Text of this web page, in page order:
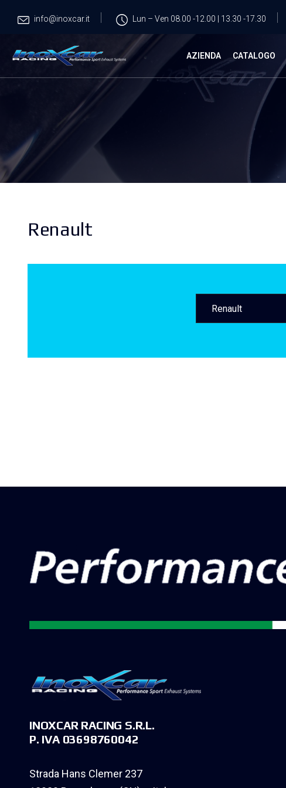
info@inoxcar.it Lun – Ven 08.00 -12.00 | 13.30 -17.30
AZIENDA CATALOGO
Renault
INOXCAR RACING S.R.L.
P. IVA 03698760042
Strada Hans Clemer 237